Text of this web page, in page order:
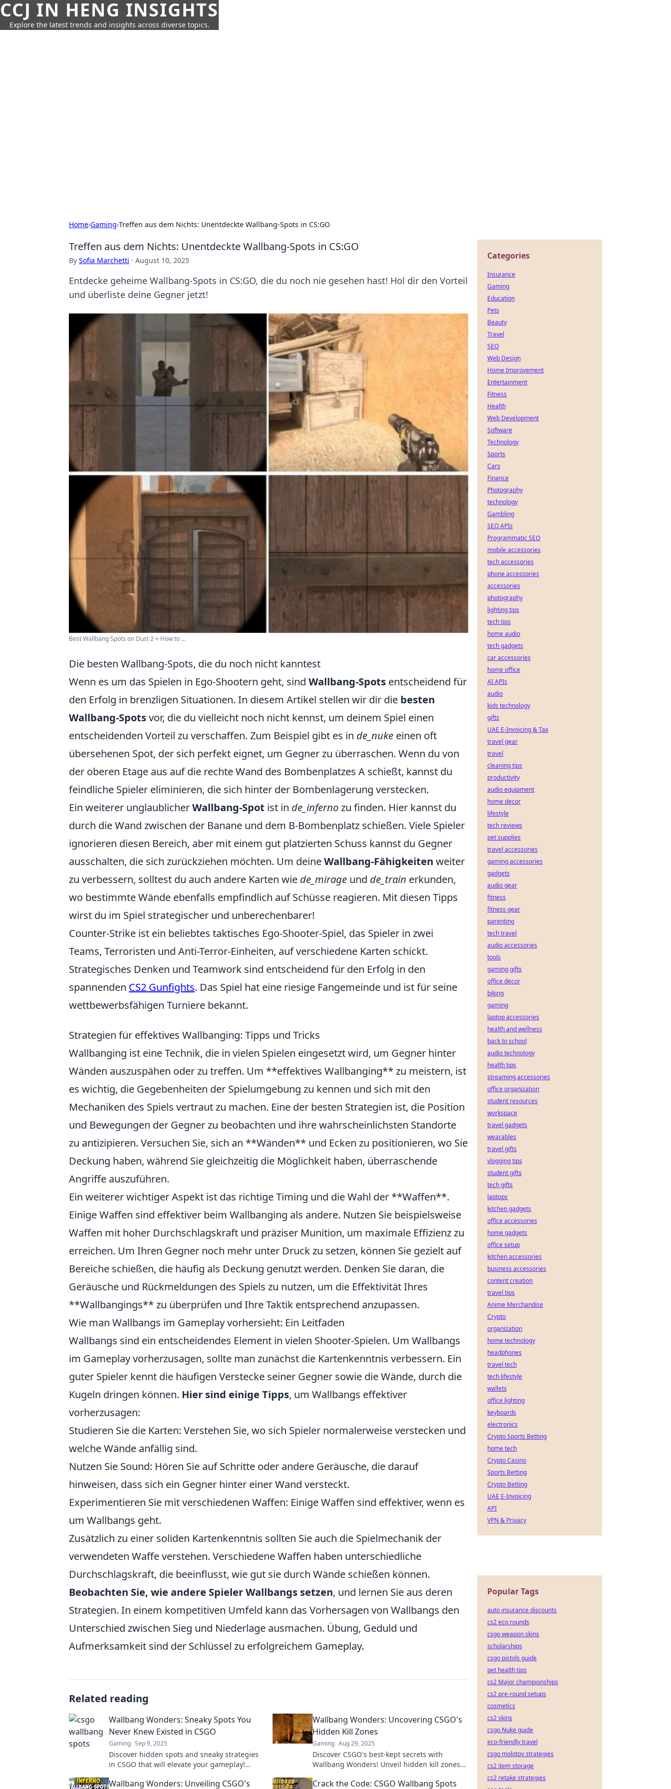
CCJ IN HENG INSIGHTS
Explore the latest trends and insights across diverse topics.
Home›Gaming›Treffen aus dem Nichts: Unentdeckte Wallbang-Spots in CS:GO
Treffen aus dem Nichts: Unentdeckte Wallbang-Spots in CS:GO
By Sofia Marchetti · August 10, 2025
Entdecke geheime Wallbang-Spots in CS:GO, die du noch nie gesehen hast! Hol dir den Vorteil
und überliste deine Gegner jetzt!
Best Wallbang Spots on Dust 2 + How to ...
Die besten Wallbang-Spots, die du noch nicht kanntest
Wenn es um das Spielen in Ego-Shootern geht, sind Wallbang-Spots entscheidend für
den Erfolg in brenzligen Situationen. In diesem Artikel stellen wir dir die besten
Wallbang-Spotsvor, die du vielleicht noch nicht kennst, um deinem Spiel einen
entscheidenden Vorteil zu verschaffen. Zum Beispiel gibt es in de_nuke einen oft
übersehenen Spot, der sich perfekt eignet, um Gegner zu überraschen. Wenn du von
der oberen Etage aus auf die rechte Wand des Bombenplatzes A schießt, kannst du
feindliche Spieler eliminieren, die sich hinter der Bombenlagerung verstecken.
Ein weiterer unglaublicherWallbang-Spot ist in de_infernozu finden. Hier kannst du
durch die Wand zwischen der Banane und dem B-Bombenplatz schießen. Viele Spieler
ignorieren diesen Bereich, aber mit einem gut platzierten Schuss kannst du Gegner
ausschalten, die sich zurückziehen möchten. Um deineWallbang-Fähigkeiten weiter
zu verbessern, solltest du auch andere Karten wie de_mirage und de_train erkunden,
wo bestimmte Wände ebenfalls empfindlich auf Schüsse reagieren. Mit diesen Tipps
wirst du im Spiel strategischer und unberechenbarer!
Counter-Strike ist ein beliebtes taktisches Ego-Shooter-Spiel, das Spieler in zwei
Teams, Terroristen und Anti-Terror-Einheiten, auf verschiedene Karten schickt.
Strategisches Denken und Teamwork sind entscheidend für den Erfolg in den
spannenden CS2 Gunfights. Das Spiel hat eine riesige Fangemeinde und ist für seine
wettbewerbsfähigen Turniere bekannt.
Strategien für effektives Wallbanging: Tipps und Tricks
Wallbanging ist eine Technik, die in vielen Spielen eingesetzt wird, um Gegner hinter
Wänden auszuspähen oder zu treffen. Um **effektives Wallbanging** zu meistern, ist
es wichtig, die Gegebenheiten der Spielumgebung zu kennen und sich mit den
Mechaniken des Spiels vertraut zu machen. Eine der besten Strategien ist, die Position
und Bewegungen der Gegner zu beobachten und ihre wahrscheinlichsten Standorte
zu antizipieren. Versuchen Sie, sich an **Wänden** und Ecken zu positionieren, wo Sie
Deckung haben, während Sie gleichzeitig die Möglichkeit haben, überraschende
Angriffe auszuführen.
Ein weiterer wichtiger Aspekt ist das richtige Timing und die Wahl der **Waffen**.
Einige Waffen sind effektiver beim Wallbanging als andere. Nutzen Sie beispielsweise
Waffen mit hoher Durchschlagskraft und präziser Munition, um maximale Effizienz zu
erreichen. Um Ihren Gegner noch mehr unter Druck zu setzen, können Sie gezielt auf
Bereiche schießen, die häufig als Deckung genutzt werden. Denken Sie daran, die
Geräusche und Rückmeldungen des Spiels zu nutzen, um die Effektivität Ihres
**Wallbangings** zu überprüfen und Ihre Taktik entsprechend anzupassen.
Wie man Wallbangs im Gameplay vorhersieht: Ein Leitfaden
Wallbangs sind ein entscheidendes Element in vielen Shooter-Spielen. Um Wallbangs
im Gameplay vorherzusagen, sollte man zunächst die Kartenkenntnis verbessern. Ein
guter Spieler kennt die häufigen Verstecke seiner Gegner sowie die Wände, durch die
Kugeln dringen können. Hier sind einige Tipps, um Wallbangs effektiver
vorherzusagen:
Studieren Sie die Karten: Verstehen Sie, wo sich Spieler normalerweise verstecken und
welche Wände anfällig sind.
Nutzen Sie Sound: Hören Sie auf Schritte oder andere Geräusche, die darauf
hinweisen, dass sich ein Gegner hinter einer Wand versteckt.
Experimentieren Sie mit verschiedenen Waffen: Einige Waffen sind effektiver, wenn es
um Wallbangs geht.
Zusätzlich zu einer soliden Kartenkenntnis sollten Sie auch die Spielmechanik der
verwendeten Waffe verstehen. Verschiedene Waffen haben unterschiedliche
Durchschlagskraft, die beeinflusst, wie gut sie durch Wände schießen können.
Beobachten Sie, wie andere Spieler Wallbangs setzen, und lernen Sie aus deren
Strategien. In einem kompetitiven Umfeld kann das Vorhersagen von Wallbangs den
Unterschied zwischen Sieg und Niederlage ausmachen. Übung, Geduld und
Aufmerksamkeit sind der Schlüssel zu erfolgreichem Gameplay.
Related reading
Wallbang Wonders: Sneaky Spots You
Never Knew Existed in CSGO
Gaming Sep 9, 2025
Discover hidden spots and sneaky strategies
in CSGO that will elevate your gameplay!
knew existed!
Wallbang Wonders: Uncovering CSGO's
Hidden Kill Zones
Gaming Aug 29, 2025
Discover CSGO's best-kept secrets with
Wallbang Wonders! Unveil hidden kill zones
before.
Wallbang Wonders: Unveiling CSGO's Crack the Code: CSGO Wallbang Spots
Categories
Insurance
Gaming
Education
Pets
Beauty
Travel
SEO
Web Design
Home Improvement
Entertainment
Fitness
Health
Web Development
Software
Technology
Sports
Cars
Finance
Photography
technology
Gambling
SEO APIs
Programmatic SEO
mobile accessories
tech accessories
phone accessories
accessories
photography
lighting tips
tech tips
home audio
tech gadgets
car accessories
home office
AI APIs
audio
kids technology
gifts
UAE E-Invoicing & Tax
travel gear
travel
cleaning tips
productivity
audio equipment
home decor
lifestyle
tech reviews
pet supplies
travel accessories
gaming accessories
gadgets
audio gear
fitness
fitness gear
parenting
tech travel
audio accessories
tools
gaming gifts
office decor
biking
gaming
laptop accessories
health and wellness
back to school
audio technology
health tips
streaming accessories
office organization
student resources
workspace
travel gadgets
wearables
travel gifts
vlogging tips
student gifts
tech gifts
laptops
kitchen gadgets
office accessories
home gadgets
office setup
kitchen accessories
business accessories
content creation
travel tips
Anime Merchandise
Crypto
organization
home technology
headphones
travel tech
tech lifestyle
wallets
office lighting
keyboards
electronics
Crypto Sports Betting
home tech
Crypto Casino
Sports Betting
Crypto Betting
UAE E-Invoicing
API
VPN & Privacy
Popular Tags
auto insurance discounts
cs2 eco rounds
csgo weapon skins
scholarships
csgo pistols guide
pet health tips
cs2 Major championships
cs2 pre-round setups
cosmetics
cs2 skins
csgo Nuke guide
eco-friendly travel
csgo molotov strategies
cs2 item storage
cs2 retake strategies